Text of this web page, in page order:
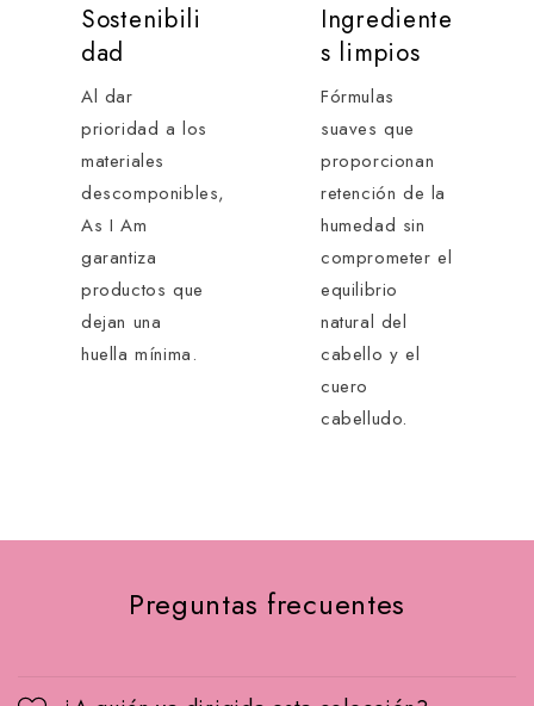
Sostenibili
dad
Al dar
prioridad a los
materiales
descomponibles,
As I Am
garantiza
productos que
dejan una
huella mínima.
Ingrediente
s limpios
Fórmulas
suaves que
proporcionan
retención de la
humedad sin
comprometer el
equilibrio
natural del
cabello y el
cuero
cabelludo.
Preguntas frecuentes